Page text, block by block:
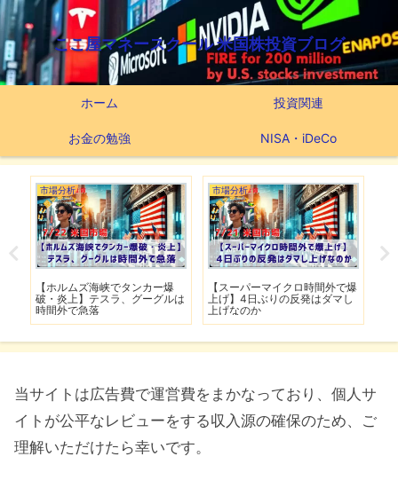
ここ屋マネースクール 米国株投資ブログ
ホーム 投資関連
お金の勉強 NISA・iDeCo
市場分析
【ホルムズ海峡でタンカー爆
破・炎上】テスラ、グーグルは
時間外で急落
市場分析
【スーパーマイクロ時間外で爆
上げ】4日ぶりの反発はダマし
上げなのか
当サイトは広告費で運営費をまかなっており、個人サ
イトが公平なレビューをする収入源の確保のため、ご
理解いただけたら幸いです。